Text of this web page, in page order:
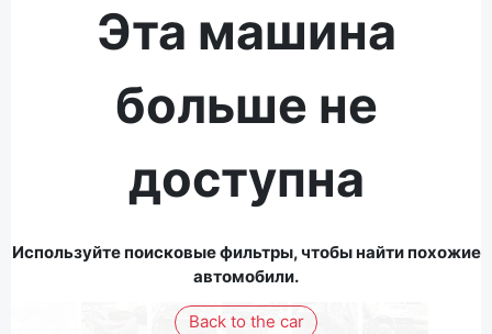
Эта машина
больше не
доступна
Используйте поисковые фильтры, чтобы найти похожие
автомобили.
Back to the car